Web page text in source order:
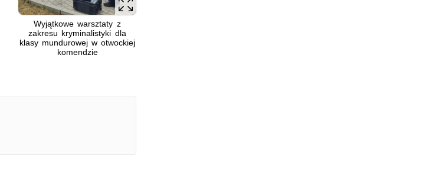
Wyjątkowe warsztaty z
zakresu kryminalistyki dla
klasy mundurowej w otwockiej
komendzie